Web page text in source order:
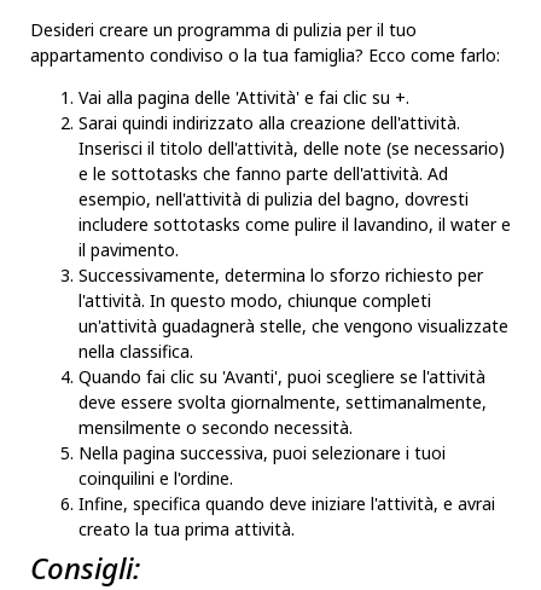
Desideri creare un programma di pulizia per il tuo
appartamento condiviso o la tua famiglia? Ecco come farlo:
Vai alla pagina delle 'Attività' e fai clic su +.
Sarai quindi indirizzato alla creazione dell'attività.
Inserisci il titolo dell'attività, delle note (se necessario)
e le sottotasks che fanno parte dell'attività. Ad
esempio, nell'attività di pulizia del bagno, dovresti
includere sottotasks come pulire il lavandino, il water e
il pavimento.
Successivamente, determina lo sforzo richiesto per
l'attività. In questo modo, chiunque completi
un'attività guadagnerà stelle, che vengono visualizzate
nella classifica.
Quando fai clic su 'Avanti', puoi scegliere se l'attività
deve essere svolta giornalmente, settimanalmente,
mensilmente o secondo necessità.
Nella pagina successiva, puoi selezionare i tuoi
coinquilini e l'ordine.
Infine, specifica quando deve iniziare l'attività, e avrai
creato la tua prima attività.
Consigli: